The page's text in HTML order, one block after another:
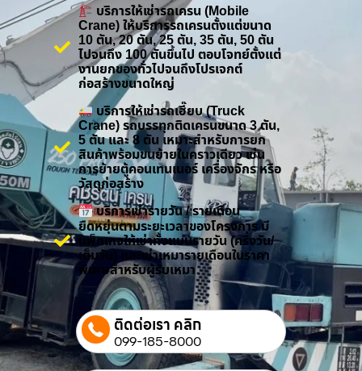
บริการให้เช่ารถเครน (Mobile
Crane) ให้บริการรถเครนตั้งแต่ขนาด
10 ตัน, 20 ตัน, 25 ตัน, 35 ตัน, 50 ตัน
ไปจนถึง 100 ตันขึ้นไป ตอบโจทย์ตั้งแต่
งานยกของทั่วไปจนถึงโปรเจกต์
ก่อสร้างขนาดใหญ่
บริการให้เช่ารถเฮี๊ยบ (Truck
Crane) รถบรรทุกติดเครนขนาด 3 ตัน,
5 ตัน และ 8 ตัน เหมาะสำหรับการยก
สินค้าพร้อมขนย้ายในคราวเดียว เช่น
การย้ายตู้คอนเทนเนอร์ เครื่องจักร หรือ
วัสดุก่อสร้าง
บริการเช่ารายวัน / รายเดือน
ยืดหยุ่นตามระยะเวลาของโครงการ มี
แพ็กเกจให้เช่าทั้งแบบรายวัน (ครึ่งวัน/
เต็มวัน) และเช่าเหมารายเดือนในราคา
พิเศษสำหรับผู้รับเหมา
ติดต่อเรา คลิก
099-185-8000